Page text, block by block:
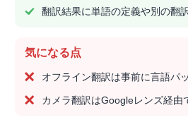
翻訳結果に単語の定義や別の翻
気になる点
オフライン翻訳は事前に言語パ
カメラ翻訳はGoogleレンズ経由